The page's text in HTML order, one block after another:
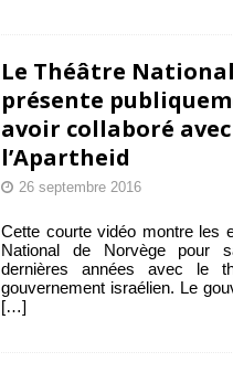
Le Théâtre
présente
avoir collaboré
l’Apartheid
26 septembre 2016
Cette courte vidéo montre les
National de Norvège pour
dernières années avec le
gouvernement israélien. Le
[…]